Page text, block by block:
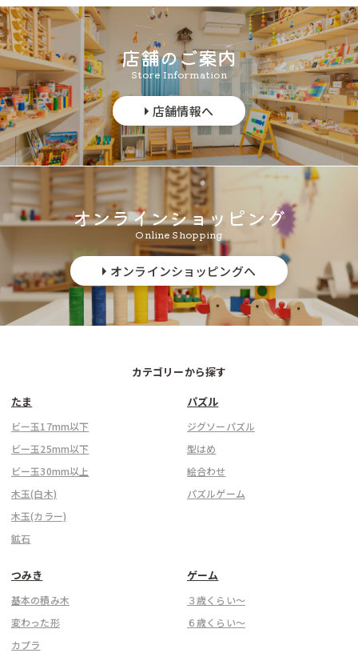
info@tsumikiya.jp
店舗のご案内
Store Information
店舗情報へ
オンラインショッピング
Online Shopping
オンラインショッピングへ
カテゴリーから探す
たま
ビー玉17mm以下
ビー玉25mm以下
ビー玉30mm以上
木玉(白木)
木玉(カラー)
鉱石
パズル
ジグソーパズル
型はめ
絵合わせ
パズルゲーム
つみき
基本の積み木
変わった形
カプラ
ゲーム
３歳くらい〜
６歳くらい〜